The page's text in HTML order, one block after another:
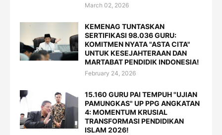
March 02, 2026
KEMENAG TUNTASKAN
SERTIFIKASI 98.036 GURU:
KOMITMEN NYATA "ASTA CITA"
UNTUK KESEJAHTERAAN DAN
MARTABAT PENDIDIK INDONESIA!
February 24, 2026
15.160 GURU PAI TEMPUH "UJIAN
PAMUNGKAS" UP PPG ANGKATAN
4: MOMENTUM KRUSIAL
TRANSFORMASI PENDIDIKAN
ISLAM 2026!